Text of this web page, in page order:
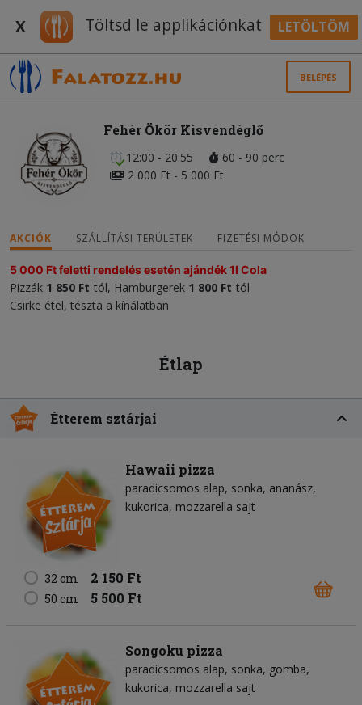
X Töltsd le applikációnkat LETÖLTÖM
BELÉPÉS
Fehér Ökör Kisvendéglő
12:00 - 20:55
60 - 90 perc
2 000 Ft - 5 000 Ft
AKCIÓK SZÁLLÍTÁSI TERÜLETEK FIZETÉSI MÓDOK
5 000 Ft feletti rendelés esetén ajándék 1l Cola
Pizzák 1 850 Ft-tól, Hamburgerek 1 800 Ft-tól
Csirke étel, tészta a kínálatban
Étlap
Étterem sztárjai
Hawaii pizza
paradicsomos alap sonka ananász
kukorica mozzarella sajt
32 cm 2 150 Ft
50 cm 5 500 Ft
Songoku pizza
paradicsomos alap sonka gomba
kukorica mozzarella sajt